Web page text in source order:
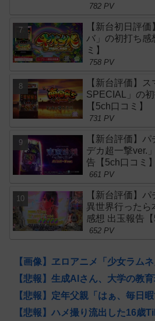
782 PV
【新台初日評
バ」の初打ち感
ミ】
758 PV
【新台評価】
SPECIAL」の
【5ch口コミ】
731 PV
【新台評価】
デカ超一撃ver.
告【5ch口コミ
661 PV
【新台評価】
異世界行ったら
感想 出玉報告【
652 PV
【画像】ヱロアニメ「少女ラム
【悲報】生成AIさん、大学の教
【悲報】定年父親「はぁ、毎日
【悲報】ハメ撮り流出した16歳